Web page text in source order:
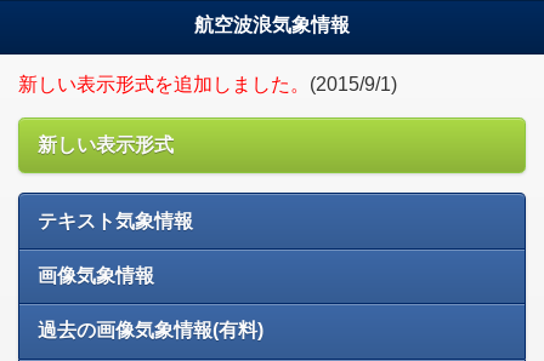
航空波浪気象情報
新しい表示形式を追加しました。 (2015/9/1)
新しい表示形式
テキスト気象情報
画像気象情報
過去の画像気象情報(有料)